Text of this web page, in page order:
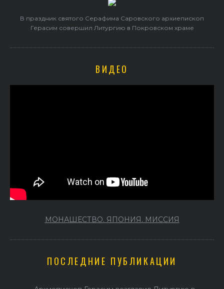
В праздник святого Серафима Саровского архиепископ
Герасим совершил Литургию в Покровском храме
ВИДЕО
МОНАШЕСТВО. ЯПОНИЯ. МИССИЯ
ПОСЛЕДНИЕ ПУБЛИКАЦИИ